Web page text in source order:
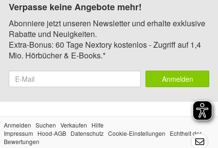
Verpasse keine Angebote mehr!
Abonniere jetzt unseren Newsletter und erhalte exklusive
Rabatte und Neuigkeiten.
Extra-Bonus: 60 Tage Nextory kostenlos - Zugriff auf 1,4
Mio. Hörbücher & E-Books.*
Anmelden
Anmelden Suchen Verkaufen
Hilfe
Impressum
Hood-AGB Datenschutz Cookie-Einstellungen
Echtheit der
Bewertungen